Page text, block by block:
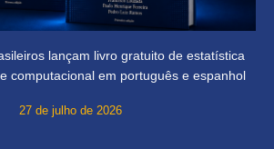
lançam livro gratuito de estatística
computacional em português e espanhol
27 de julho de 2026